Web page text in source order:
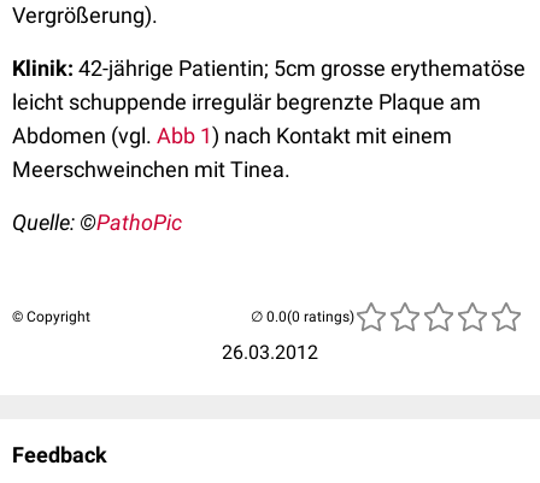
Vergrößerung).
Klinik: 42-jährige Patientin; 5cm grosse erythematöse
leicht schuppende irregulär begrenzte Plaque am
Abdomen (vgl. Abb 1) nach Kontakt mit einem
Meerschweinchen mit Tinea.
Quelle: ©PathoPic
© Copyright
26.03.2012
(0 ratings)
Feedback